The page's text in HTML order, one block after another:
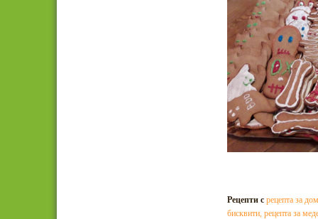
Рецепти с рецепта за
бисквити, рецепта за